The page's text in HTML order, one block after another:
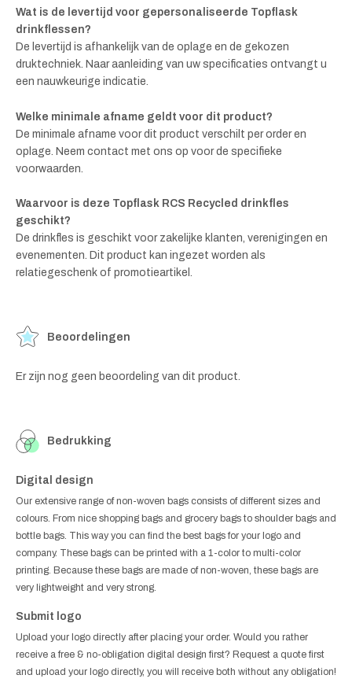
Wat is de levertijd voor gepersonaliseerde Topflask
drinkflessen?
De levertijd is afhankelijk van de oplage en de gekozen
druktechniek. Naar aanleiding van uw specificaties ontvangt u
een nauwkeurige indicatie.
Welke minimale afname geldt voor dit product?
De minimale afname voor dit product verschilt per order en
oplage. Neem contact met ons op voor de specifieke
voorwaarden.
Waarvoor is deze Topflask RCS Recycled drinkfles
geschikt?
De drinkfles is geschikt voor zakelijke klanten, verenigingen en
evenementen. Dit product kan ingezet worden als
relatiegeschenk of promotieartikel.
Beoordelingen
Er zijn nog geen beoordeling van dit product.
Bedrukking
Digital design
Our extensive range of non-woven bags consists of different sizes and
colours. From nice shopping bags and grocery bags to shoulder bags and
bottle bags. This way you can find the best bags for your logo and
company. These bags can be printed with a 1-color to multi-color
printing. Because these bags are made of non-woven, these bags are
very lightweight and very strong.
Submit logo
Upload your logo directly after placing your order. Would you rather
receive a free & no-obligation digital design first? Request a quote first
and upload your logo directly, you will receive both without any obligation!